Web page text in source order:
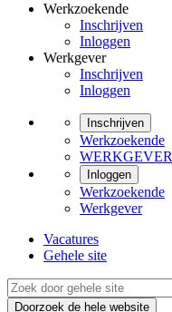
Werkzoekende
Inschrijven
Inloggen
Werkgever
Inschrijven
Inloggen
Inschrijven
Werkzoekende
WERKGEVER
Inloggen
Werkzoekende
Werkgever
Vacatures
Gehele site